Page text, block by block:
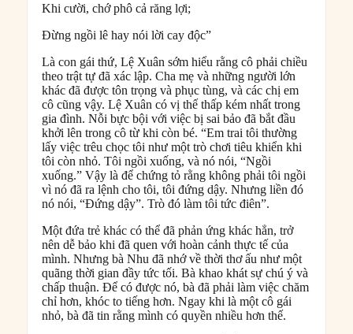
Khi cười, chớ phô cả răng lợi;
Đừng ngồi lê hay nói lời cay độc”
Là con gái thứ, Lệ Xuân sớm hiểu rằng cô phải chiều
theo trật tự đã xác lập. Cha mẹ và những người lớn
khác đã được tôn trọng và phục tùng, và các chị em
cô cũng vậy. Lệ Xuân có vị thế thấp kém nhất trong
gia đình. Nỗi bực bội với việc bị sai bảo đã bắt đầu
khởi lên trong cô từ khi còn bé. “Em trai tôi thường
lấy việc trêu chọc tôi như một trò chơi tiêu khiển khi
tôi còn nhỏ. Tôi ngồi xuống, và nó nói, “Ngồi
xuống.” Vậy là để chứng tỏ rằng không phải tôi ngồi
vì nó đã ra lệnh cho tôi, tôi đứng dậy. Nhưng liền đó
nó nói, “Đứng dậy”. Trò đó làm tôi tức điên”.
Một đứa trẻ khác có thể đã phản ứng khác hẳn, trở
nên dễ bảo khi đã quen với hoàn cảnh thực tế của
mình. Nhưng bà Nhu đã nhớ về thời thơ ấu như một
quãng thời gian đầy tức tối. Bà khao khát sự chú ý và
chấp thuận. Để có được nó, bà đã phải làm việc chăm
chỉ hơn, khóc to tiếng hơn. Ngay khi là một cô gái
nhỏ, bà đã tin rằng mình có quyền nhiều hơn thế.